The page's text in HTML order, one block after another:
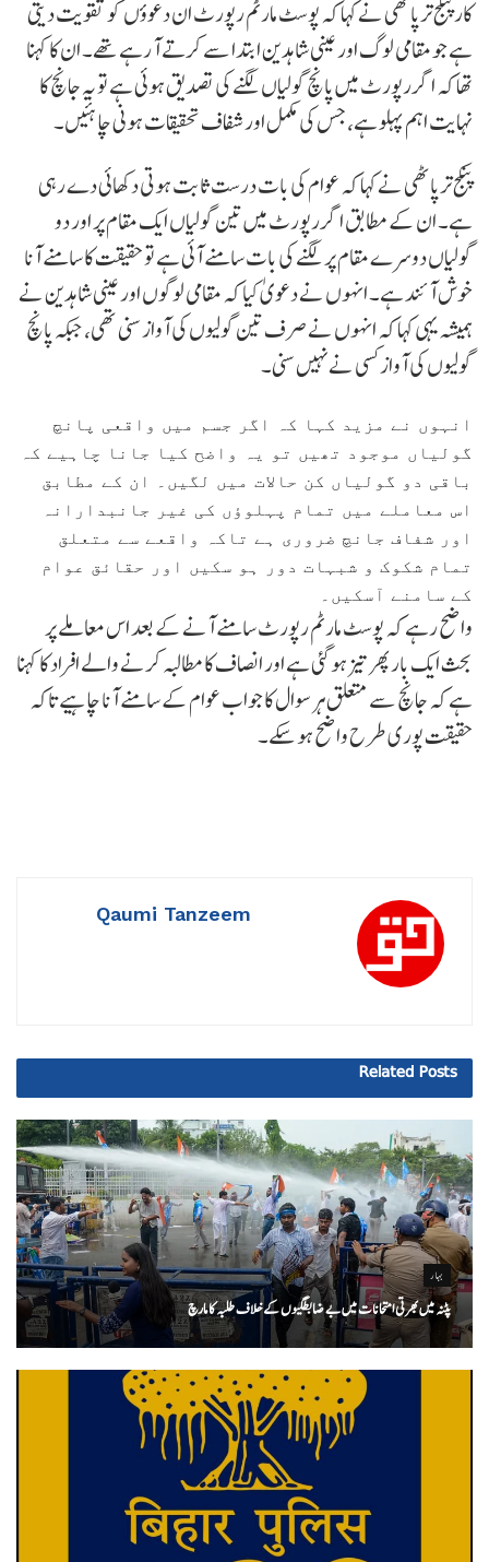
کار پنکج ترپاٹھی نے کہا کہ پوسٹ مارٹم رپورٹ ان دعوؤں کو تقویت دیتی
ہے جو مقامی لوگ اور عینی شاہدین ابتدا سے کرتے آ رہے تھے۔ ان کا کہنا
تھا کہ اگر رپورٹ میں پانچ گولیاں لگنے کی تصدیق ہوئی ہے تو یہ جانچ کا
نہایت اہم پہلو ہے، جس کی مکمل اور شفاف تحقیقات ہونی چاہئیں۔
پنکج ترپاٹھی نے کہا کہ عوام کی بات درست ثابت ہوتی دکھائی دے رہی
ہے۔ ان کے مطابق اگر رپورٹ میں تین گولیاں ایک مقام پر اور دو
گولیاں دوسرے مقام پر لگنے کی بات سامنے آئی ہے تو حقیقت کا سامنے آنا
خوش آئند ہے۔ انہوں نے دعویٰ کیا کہ مقامی لوگوں اور عینی شاہدین نے
ہمیشہ یہی کہا کہ انہوں نے صرف تین گولیوں کی آواز سنی تھی، جبکہ پانچ
گولیوں کی آواز کسی نے نہیں سنی۔
انہوں نے مزید کہا کہ اگر جسم میں واقعی پانچ
گولیاں موجود تھیں تو یہ واضح کیا جانا چاہیے کہ
باقی دو گولیاں کن حالات میں لگیں۔ ان کے مطابق
اس معاملے میں تمام پہلوؤں کی غیر جانبدارانہ
اور شفاف جانچ ضروری ہے تاکہ واقعے سے متعلق
تمام شکوک و شبہات دور ہو سکیں اور حقائق عوام
کے سامنے آسکیں۔
واضح رہے کہ پوسٹ مارٹم رپورٹ سامنے آنے کے بعد اس معاملے پر
بحث ایک بار پھر تیز ہو گئی ہے اور انصاف کا مطالبہ کرنے والے افراد کا کہنا
ہے کہ جانچ سے متعلق ہر سوال کا جواب عوام کے سامنے آنا چاہیے تاکہ
حقیقت پوری طرح واضح ہو سکے۔
Qaumi Tanzeem
Related Posts
بہار
پٹنہ میں بھرتی امتحانات میں بے ضابطگیوں کے خلاف طلبہ کا مارچ